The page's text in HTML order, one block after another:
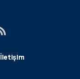
İletişim